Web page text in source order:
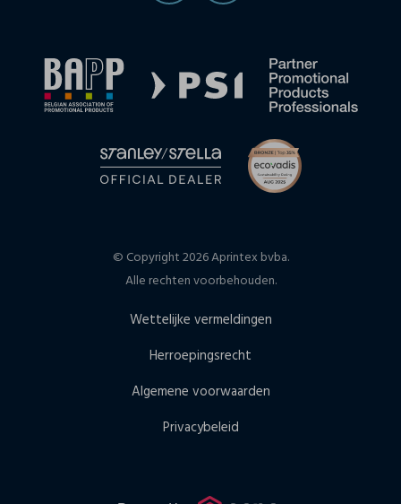
© Copyright 2026 Aprintex bvba.
Alle rechten voorbehouden.
Wettelijke vermeldingen
Herroepingsrecht
Algemene voorwaarden
Privacybeleid